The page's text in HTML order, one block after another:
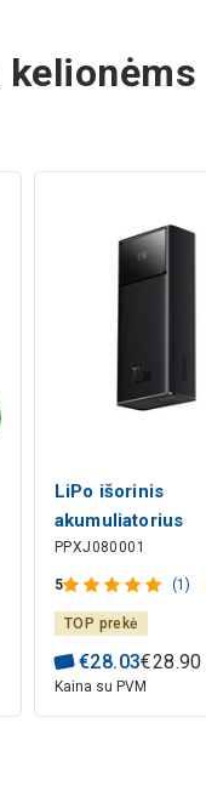
LiPo išorinis
akumuliatorius
(Powerbank)
20000mAh
PD3.0 QC3.0
USB C Star-lord
BASEUS
PPXJ080001
5 (1)
TOP prekė
€28.03€28.90
Kaina su PVM